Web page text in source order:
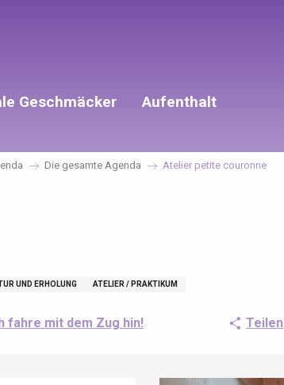
Geschmäcker Aufenthalt
Die gesamte Agenda Atelier petite couronne
UND ERHOLUNG ATELIER / PRAKTIKUM
fahre mit dem Zug hin! Teilen